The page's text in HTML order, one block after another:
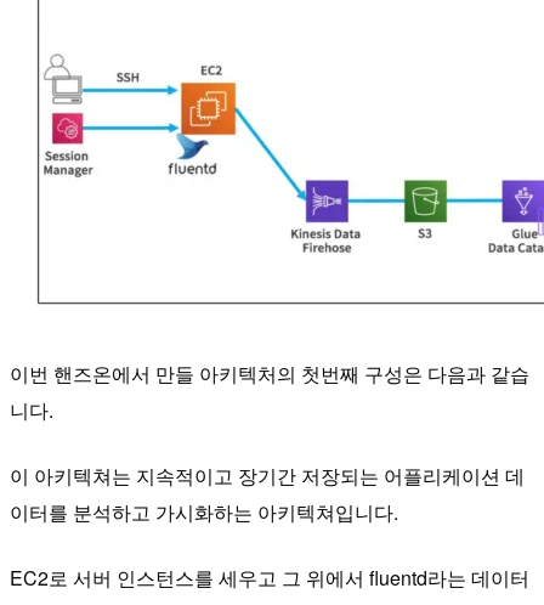
이번 핸즈온에서 만들 아키텍처의 첫번째 구성은 다음과 같습
니다.
이 아키텍쳐는 지속적이고 장기간 저장되는 어플리케이션 데
이터를 분석하고 가시화하는 아키텍쳐입니다.
EC2로 서버 인스턴스를 세우고 그 위에서 fluentd라는 데이터